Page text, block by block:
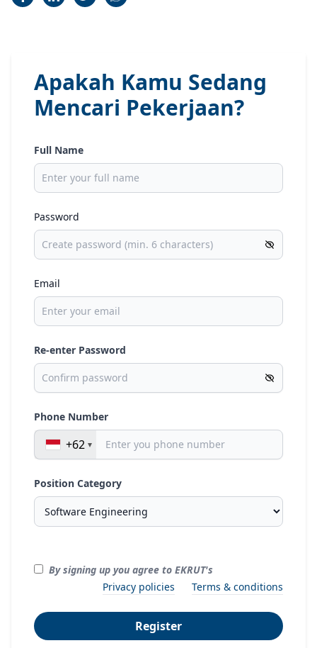
Apakah Kamu Sedang
Mencari Pekerjaan?
Full Name
Password
Email
Re-enter Password
Phone Number
+62
Position Category
By signing up you agree to EKRUT's
Privacy policies
Terms & conditions
Register